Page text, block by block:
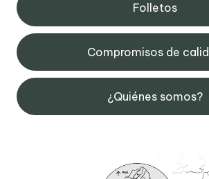
Folletos
Compromisos de
¿Quiénes somos?